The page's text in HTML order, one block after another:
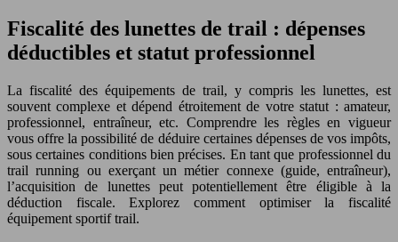
Fiscalité des lunettes de trail : dépenses
déductibles et statut professionnel
La fiscalité des équipements de trail, y compris les lunettes, est
souvent complexe et dépend étroitement de votre statut : amateur,
professionnel, entraîneur, etc. Comprendre les règles en vigueur
vous offre la possibilité de déduire certaines dépenses de vos impôts,
sous certaines conditions bien précises. En tant que professionnel du
trail running ou exerçant un métier connexe (guide, entraîneur),
l’acquisition de lunettes peut potentiellement être éligible à la
déduction fiscale. Explorez comment optimiser la fiscalité
équipement sportif trail.